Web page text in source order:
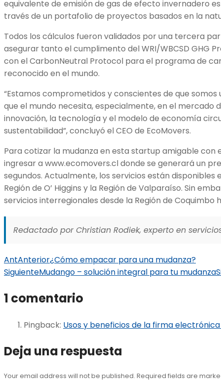
equivalente de emisión de gas de efecto invernadero
través de un portafolio de proyectos basados en la
Todos los cálculos fueron validados por una tercera
asegurar tanto el cumplimento del WRI/WBCSD GHG
con el CarbonNeutral Protocol para el programa de
reconocido en el mundo.
“Estamos comprometidos y conscientes de que
que el mundo necesita, especialmente, en el mercado
innovación, la tecnología y el modelo de economía
sustentabilidad”, concluyó el CEO de EcoMovers.
Para cotizar la mudanza en esta startup amigable con
ingresar a www.ecomovers.cl donde se generará un
segundos. Actualmente, los servicios están disponibles
Región de O’ Higgins y la Región de Valparaíso. Sin
servicios interregionales desde la Región de Coquimbo
Redactado por Christian Rodiek, experto en
AntAnterior​¿Cómo empacar para una mudanza?
SiguienteMudango – solución integral para tu mudanza
1 comentario
Pingback: Usos y beneficios de la firma
Deja una respuesta
Your email address will not be published. Required fields are